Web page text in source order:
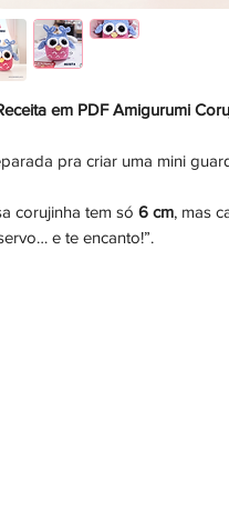
em PDF Amigurumi
pra criar uma mini
corujinha tem só 6 cm, mas
e te encanto!”.